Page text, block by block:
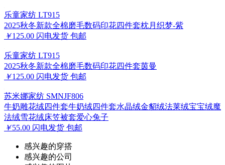
乐童家纺 LT915
2025秋冬新款全棉磨毛数码印花四件套枕月织梦-紫
￥125.00 闪电发货 包邮
乐童家纺 LT915
2025秋冬新款全棉磨毛数码印花四件套茵曼
￥125.00 闪电发货 包邮
苏米娜家纺 SMNJF806
牛奶雕花绒四件套牛奶绒四件套水晶绒金貂绒法莱绒宝宝绒魔
法绒雪花绒床笠被套爱心兔子
￥55.00 闪电发货 包邮
感兴趣的穿搭
感兴趣的公司